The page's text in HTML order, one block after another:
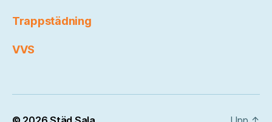
Trappstädning
VVS